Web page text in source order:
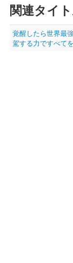
関連タイ
覚醒したら世界最
駕する力ですべて